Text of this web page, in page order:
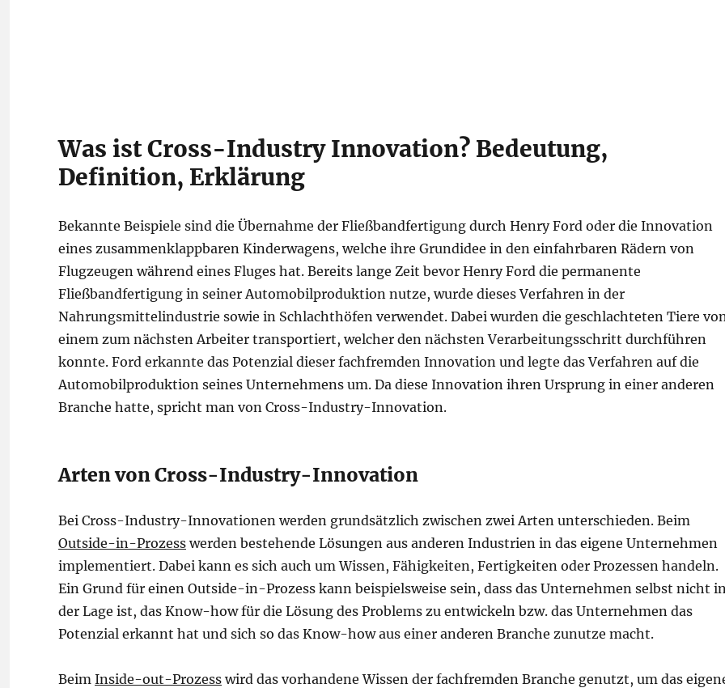
Was ist Cross-Industry Innovation? Bedeutung,
Definition, Erklärung
Bekannte Beispiele sind die Übernahme der Fließbandfertigung durch Henry Ford oder die Innovation
eines zusammenklappbaren Kinderwagens, welche ihre Grundidee in den einfahrbaren Rädern von
Flugzeugen während eines Fluges hat. Bereits lange Zeit bevor Henry Ford die permanente
Fließbandfertigung in seiner Automobilproduktion nutze, wurde dieses Verfahren in der
Nahrungsmittelindustrie sowie in Schlachthöfen verwendet. Dabei wurden die geschlachteten Tiere
einem zum nächsten Arbeiter transportiert, welcher den nächsten Verarbeitungsschritt durchführen
konnte. Ford erkannte das Potenzial dieser fachfremden Innovation und legte das Verfahren auf die
Automobilproduktion seines Unternehmens um. Da diese Innovation ihren Ursprung in einer anderen
Branche hatte, spricht man von Cross-Industry-Innovation.
Arten von Cross-Industry-Innovation
Bei Cross-Industry-Innovationen werden grundsätzlich zwischen zwei Arten unterschieden. Beim
Outside-in-Prozess werden bestehende Lösungen aus anderen Industrien in das eigene Unternehmen
implementiert. Dabei kann es sich auch um Wissen, Fähigkeiten, Fertigkeiten oder Prozessen handeln.
Ein Grund für einen Outside-in-Prozess kann beispielsweise sein, dass das Unternehmen selbst nicht
der Lage ist, das Know-how für die Lösung des Problems zu entwickeln bzw. das Unternehmen das
Potenzial erkannt hat und sich so das Know-how aus einer anderen Branche zunutze macht.
Beim Inside-out-Prozess wird das vorhandene Wissen der fachfremden Branche genutzt, um das